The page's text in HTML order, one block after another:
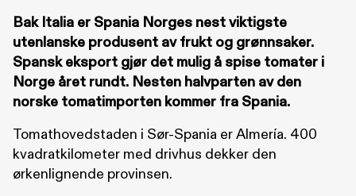
Bak Italia er Spania Norges nest viktigste
utenlanske produsent av frukt og grønnsaker.
Spansk eksport gjør det mulig å spise tomater i
Norge året rundt. Nesten halvparten av den
norske tomatimporten kommer fra Spania.
Tomathovedstaden i Sør-Spania er Almería. 400
kvadratkilometer med drivhus dekker den
ørkenlignende provinsen.